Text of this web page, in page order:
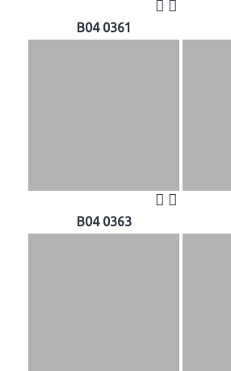
B04 0361
B04 0363